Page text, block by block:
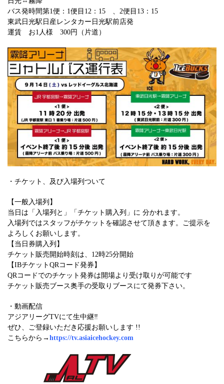
バス発時間第1便：1便目12：15 、2便目13：15
東武日光駅日産レンタカー日光駅前店発
運賃 お1人様 300円（片道）
・チケット、及び入場列ついて
【一般入場列】
当日は「入場列と」「チケット購入列」に 分かれます。
入場列ではスタッフがチケットを確認させて頂きます。ご提示を
よろしくお願いします。
【当日券購入列】
チケット販売開始時刻は、12時25分開始
【IBチケットQRコード発券】
QRコードでのチケット発券は開場より受け取りが可能です
チケット販売ブース奥手の受取りブースにて発券下さい。
・動画配信
アジアリーグTVにて生中継‼︎
ぜひ、ご登録いただき応援お願いします !!
こちらから→ https://tv.asiaicehockey.com